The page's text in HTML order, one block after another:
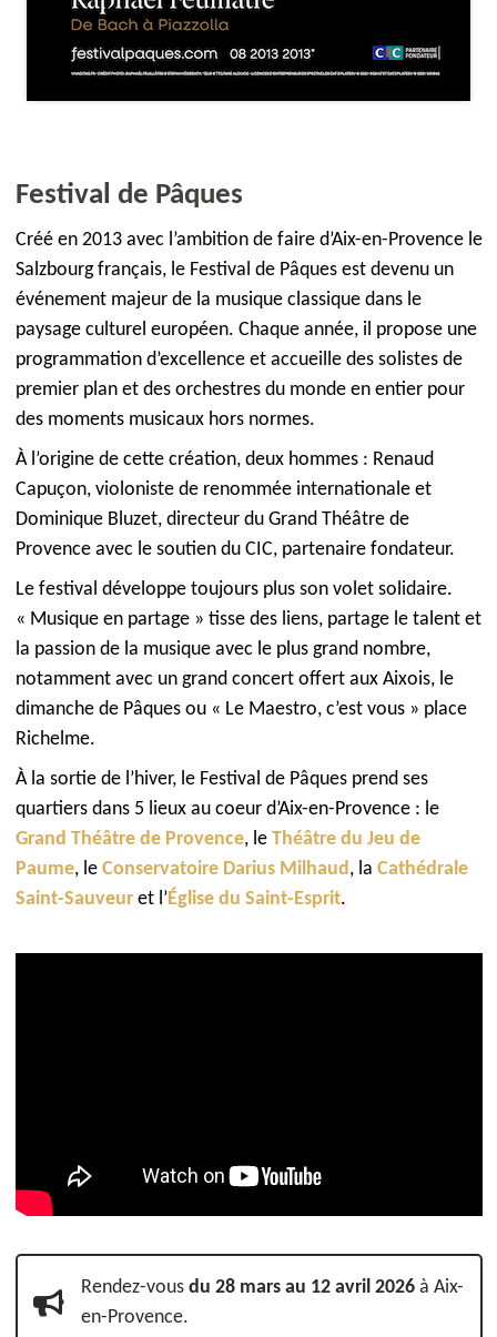
Festival de Pâques
Créé en 2013 avec l’ambition de faire d’Aix-en-Provence le
Salzbourg français, le Festival de Pâques est devenu un
événement majeur de la musique classique dans le
paysage culturel européen. Chaque année, il propose une
programmation d’excellence et accueille des solistes de
premier plan et des orchestres du monde en entier pour
des moments musicaux hors normes.
À l’origine de cette création, deux hommes : Renaud
Capuçon, violoniste de renommée internationale et
Dominique Bluzet, directeur du Grand Théâtre de
Provence avec le soutien du CIC, partenaire fondateur.
Le festival développe toujours plus son volet solidaire.
« Musique en partage » tisse des liens, partage le talent et
la passion de la musique avec le plus grand nombre,
notamment avec un grand concert offert aux Aixois, le
dimanche de Pâques ou « Le Maestro, c’est vous » place
Richelme.
À la sortie de l’hiver, le Festival de Pâques prend ses
quartiers dans 5 lieux au coeur d’Aix-en-Provence : le
Grand Théâtre de Provence, le Théâtre du Jeu de
Paume, le Conservatoire Darius Milhaud , la Cathédrale
Saint-Sauveuret l’Église du Saint-Esprit.
Rendez-vousdu 28 mars au 12 avril 2026 à Aix-
en-Provence.